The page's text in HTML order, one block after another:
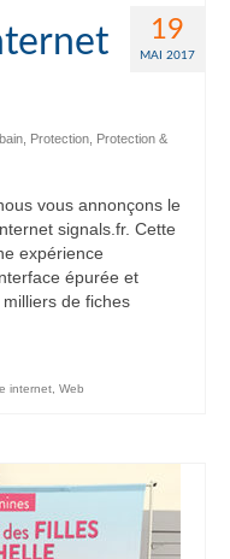
19
MAI 2017
Protection Protection &
vous annonçons le
signals.fr. Cette
expérience
épurée et
de fiches
internet Web